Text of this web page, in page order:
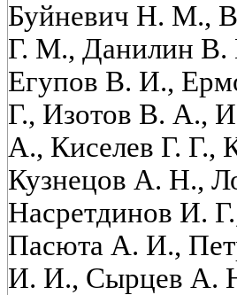
Буйневич Н. М.,
Г. М., Данилин В.
Егупов В. И.,
Г., Изотов В. А.,
А., Киселев Г.
Кузнецов А. Н.,
Насретдинов И.
Пасюта А. И.,
И. И., Сырцев А.